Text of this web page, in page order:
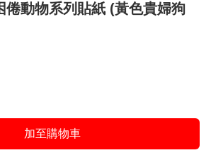
動物系列貼紙 (黃色貴婦狗
加至購物車